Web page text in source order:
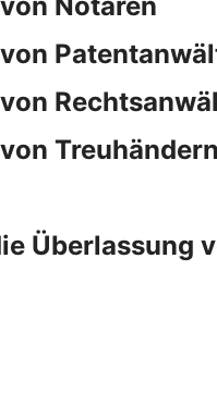
Treuhändern
Überlassung